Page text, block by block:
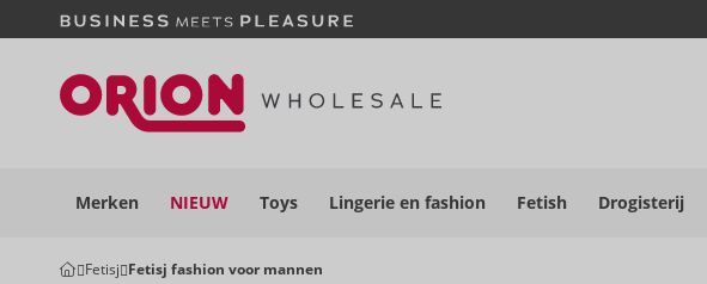
Merken NIEUW Toys Lingerie en fashion Fetish Drogisterij
Fetisj Fetisj fashion voor mannen